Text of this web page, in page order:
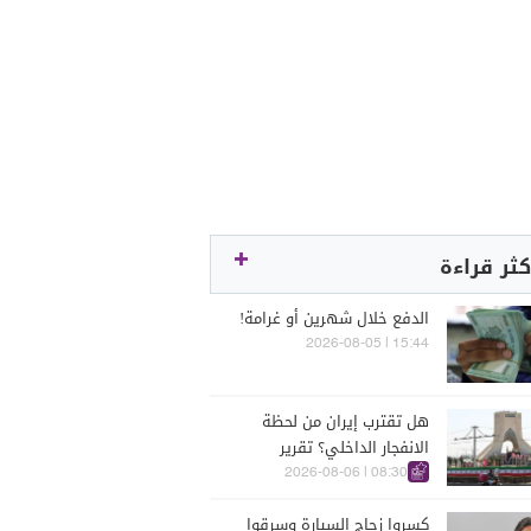
قراءة
الدفع خلال شهرين أو غرامة!
15:44 | 2026-08-05
هل تقترب إيران من لحظة
الانفجار الداخلي؟ تقرير
اسرائيلي يكشف الكواليس
08:30 | 2026-08-06
كسروا زجاج السيارة وسرقوا